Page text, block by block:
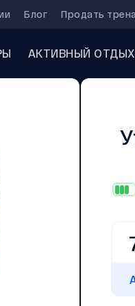
Блог Продать
АКТИВНЫЙ ОТДЫХ